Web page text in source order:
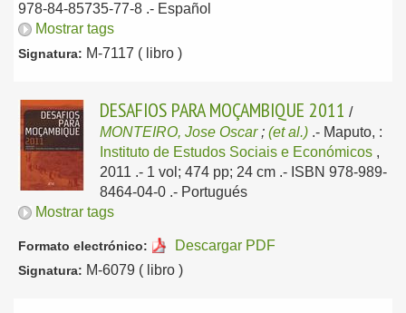
978-84-85735-77-8 .- Español
Mostrar tags
Signatura: M-7117 ( libro )
DESAFIOS PARA MOÇAMBIQUE 2011 /
MONTEIRO, Jose Oscar; (et al.) .- Maputo, :
Instituto de Estudos Sociais e Económicos ,
2011 .- 1 vol; 474 pp; 24 cm .- ISBN 978-989-
8464-04-0 .- Portugués
Mostrar tags
Formato electrónico: Descargar PDF
Signatura: M-6079 ( libro )